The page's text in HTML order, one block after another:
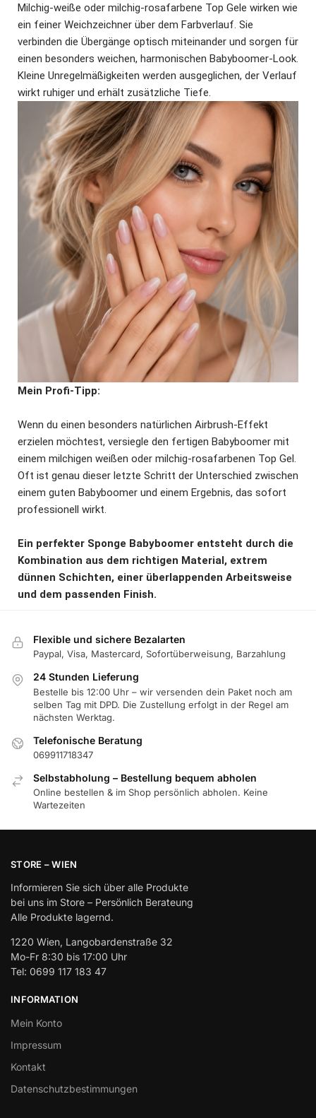
Milchig-weiße oder milchig-rosafarbene Top Gele wirken wie
ein feiner Weichzeichner über dem Farbverlauf. Sie
verbinden die Übergänge optisch miteinander und sorgen für
einen besonders weichen, harmonischen Babyboomer-Look.
Kleine Unregelmäßigkeiten werden ausgeglichen, der Verlauf
wirkt ruhiger und erhält zusätzliche Tiefe.
Mein Profi-Tipp:
Wenn du einen besonders natürlichen Airbrush-Effekt
erzielen möchtest, versiegle den fertigen Babyboomer mit
einem milchigen weißen oder milchig-rosafarbenen Top Gel.
Oft ist genau dieser letzte Schritt der Unterschied zwischen
einem guten Babyboomer und einem Ergebnis, das sofort
professionell wirkt.
Ein perfekter Sponge Babyboomer entsteht durch die
Kombination aus dem richtigen Material, extrem
dünnen Schichten, einer überlappenden Arbeitsweise
und dem passenden Finish.
Flexible und sichere Bezalarten
Paypal, Visa, Mastercard, Sofortüberweisung, Barzahlung
24 Stunden Lieferung
Bestelle bis 12:00 Uhr – wir versenden dein Paket noch am
selben Tag mit DPD. Die Zustellung erfolgt in der Regel am
nächsten Werktag.
Telefonische Beratung
069911718347
Selbstabholung – Bestellung bequem abholen
Online bestellen & im Shop persönlich abholen. Keine
Wartezeiten
STORE – WIEN
Informieren Sie sich über alle Produkte
bei uns im Store – Persönlich Berateung
Alle Produkte lagernd.
1220 Wien, Langobardenstraße 32
Mo-Fr 8:30 bis 17:00 Uhr
Tel: 0699 117 183 47
INFORMATION
Mein Konto
Impressum
Kontakt
Datenschutzbestimmungen